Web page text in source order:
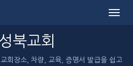
북교회
회장소, 차량, 교육, 증명서 발급을 쉽고